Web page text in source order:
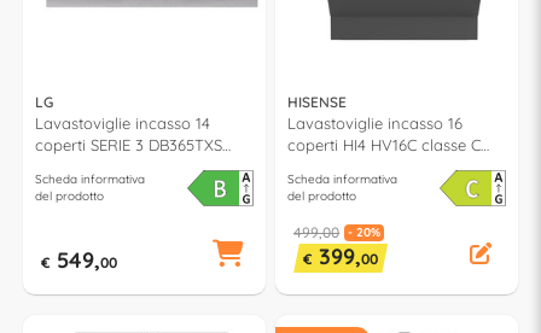
LG
Lavastoviglie incasso 14
coperti SERIE 3 DB365TXS
QuadWash Noble steel classe
B (L60cm)
Scheda informativa
del prodotto
€ 549,00
HISENSE
Lavastoviglie incasso 16
coperti HI4 HV16C classe C
Scheda informativa
del prodotto
499,00 - 20%
€ 399,00